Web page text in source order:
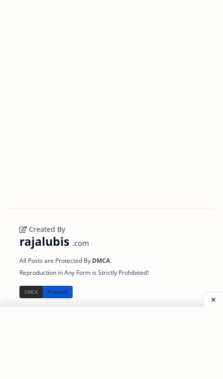
Created By
rajalubis .com
All Posts are Protected By DMCA.
Reproduction in Any Form is Strictly Prohibited!
Read About Support